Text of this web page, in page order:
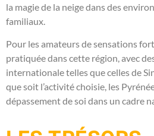
la magie de la neige dans des
familiaux.
Pour les amateurs de sensations
pratiquée dans cette région, avec
internationale telles que celles de
que soit l’activité choisie, les
dépassement de soi dans un cadre